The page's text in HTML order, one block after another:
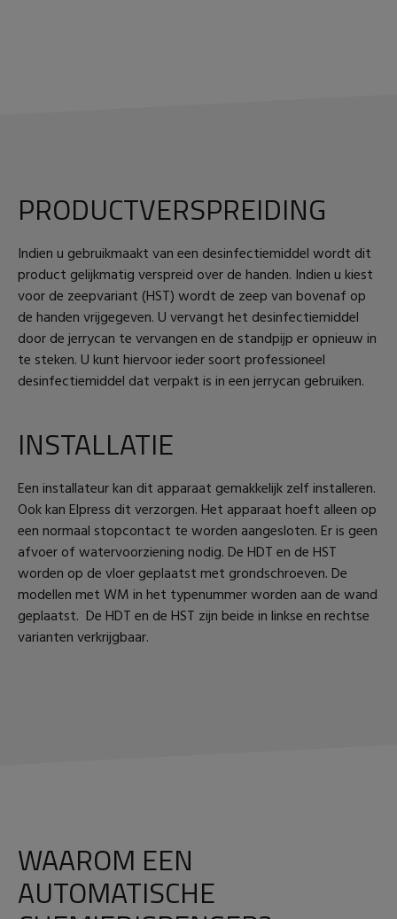
PRODUCTVERSPREIDING
Indien u gebruikmaakt van een desinfectiemiddel wordt dit
product gelijkmatig verspreid over de handen. Indien u kiest
voor de zeepvariant (HST) wordt de zeep van bovenaf op
de handen vrijgegeven. U vervangt het desinfectiemiddel
door de jerrycan te vervangen en de standpijp er opnieuw in
te steken. U kunt hiervoor ieder soort professioneel
desinfectiemiddel dat verpakt is in een jerrycan gebruiken.
INSTALLATIE
Een installateur kan dit apparaat gemakkelijk zelf installeren.
Ook kan Elpress dit verzorgen. Het apparaat hoeft alleen op
een normaal stopcontact te worden aangesloten. Er is geen
afvoer of watervoorziening nodig. De HDT en de HST
worden op de vloer geplaatst met grondschroeven. De
modellen met WM in het typenummer worden aan de wand
geplaatst. De HDT en de HST zijn beide in linkse en rechtse
varianten verkrijgbaar.
WAAROM EEN
AUTOMATISCHE